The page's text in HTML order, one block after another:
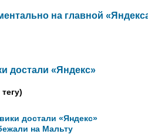
на главной
достали «Яндекс»
достали «Яндекс»
на Мальту